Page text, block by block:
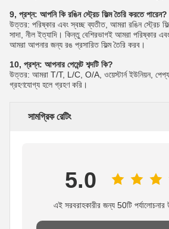
9, প্রশ্ন: আপনি কি রঙিন স্ট্রেচ ফিল্ম তৈরি করতে পারেন?
উত্তর: পরিষ্কার এবং স্বচ্ছ ব্যতীত, আমরা রঙিন স্ট্রেচ
সাদা, নীল ইত্যাদি। কিন্তু বেশিরভাগই আমরা পরিষ্কার
আমরা আপনার জন্য রঙ প্রসারিত ফিল্ম তৈরি করব।
10, প্রশ্ন: আপনার পেমেন্ট শব্দটি কি?
উত্তর: আমরা T/T, L/C, O/A, ওয়েস্টার্ন ইউনিয়ন,
গ্রহণযোগ্য হলে গ্রহণ করি।
সামগ্রিক রেটিং
5.0
এই সরবরাহকারীর জন্য 50টি